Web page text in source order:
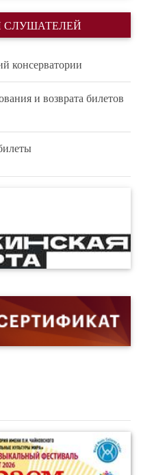
консерватории
и возврата билетов